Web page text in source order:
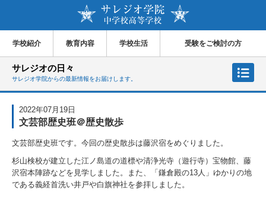
学校紹介 教育内容 学校生活 受験をご検討の方
サレジオの日々
サレジオ学院からの最新情報をお届けします。
2022年07月19日
文芸部歴史班＠歴史散歩
文芸部歴史班です。今回の歴史散歩は藤沢宿をめぐりました。
杉山検校が建立した江ノ島道の道標や清浄光寺（遊行寺）宝物館、藤
沢宿本陣跡などを見学しました。また、「鎌倉殿の13人」ゆかりの地
である義経首洗い井戸や白旗神社を参拝しました。